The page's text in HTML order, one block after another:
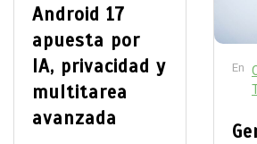
Android 17
apuesta por
IA, privacidad y
multitarea
avanzada
En